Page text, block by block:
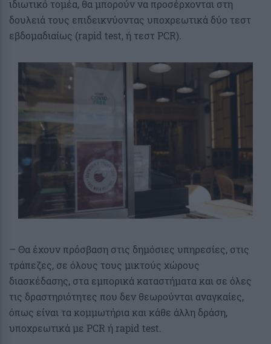
ιδιωτικό τομέα, θα μπορούν να προσέρχονται στη
δουλειά τους επιδεικνύοντας υποχρεωτικά δύο τεστ
εβδομαδιαίως (rapid test, ή τεστ PCR).
– Θα έχουν πρόσβαση στις δημόσιες υπηρεσίες, στις
τράπεζες, σε όλους τους μικτούς χώρους
διασκέδασης, στα εμπορικά καταστήματα και σε όλες
τις δραστηριότητες που δεν θεωρούνται αναγκαίες,
όπως είναι τα κομμωτήρια και κάθε άλλη δράση,
υποχρεωτικά με PCR ή rapid test.